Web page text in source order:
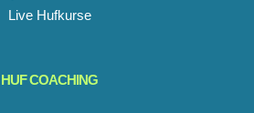
Live Hufkurse
HUF COACHING